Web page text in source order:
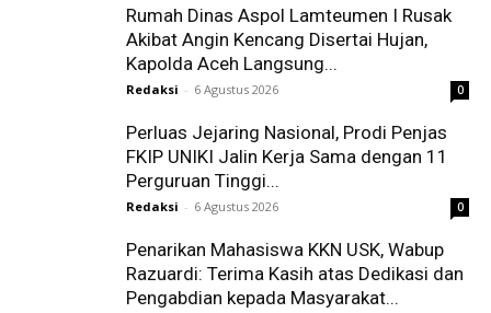
Rumah Dinas Aspol Lamteumen I Rusak
Akibat Angin Kencang Disertai Hujan,
Kapolda Aceh Langsung...
Redaksi - 6 Agustus 2026 0
Perluas Jejaring Nasional, Prodi Penjas
FKIP UNIKI Jalin Kerja Sama dengan 11
Perguruan Tinggi...
Redaksi - 6 Agustus 2026 0
Penarikan Mahasiswa KKN USK, Wabup
Razuardi: Terima Kasih atas Dedikasi dan
Pengabdian kepada Masyarakat...